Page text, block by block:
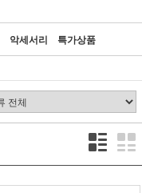
악세서리
특가상품